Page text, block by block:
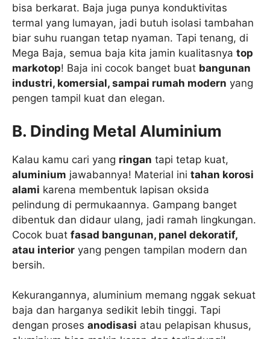
bisa berkarat. Baja juga punya konduktivitas
termal yang lumayan, jadi butuh isolasi tambahan
biar suhu ruangan tetap nyaman. Tapi tenang, di
Mega Baja, semua baja kita jamin kualitasnya top
markotop! Baja ini cocok banget buat bangunan
industri, komersial, sampai rumah modern yang
pengen tampil kuat dan elegan.
B. Dinding Metal Aluminium
Kalau kamu cari yang ringan tapi tetap kuat,
aluminium jawabannya! Material ini tahan korosi
alami karena membentuk lapisan oksida
pelindung di permukaannya. Gampang banget
dibentuk dan didaur ulang, jadi ramah lingkungan.
Cocok buat fasad bangunan, panel dekoratif,
atau interior yang pengen tampilan modern dan
bersih.
Kekurangannya, aluminium memang nggak sekuat
baja dan harganya sedikit lebih tinggi. Tapi
dengan proses anodisasi atau pelapisan khusus,